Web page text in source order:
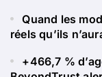
Quand les
réels qu’ils
+466,7 %